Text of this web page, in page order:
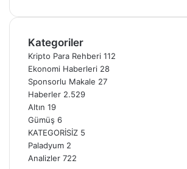
Kategoriler
Kripto Para Rehberi 112
Ekonomi Haberleri 28
Sponsorlu Makale 27
Haberler 2.529
Altın 19
Gümüş 6
KATEGORİSİZ 5
Paladyum 2
Analizler 722